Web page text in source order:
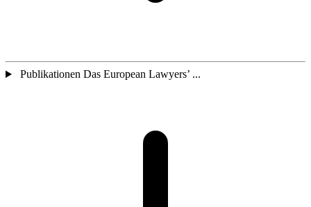
Publikationen Das European Lawyers’ ...